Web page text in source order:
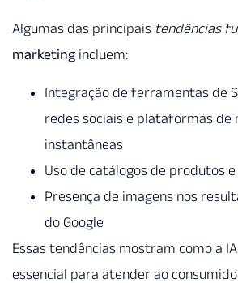
Algumas das principais tendências
marketingincluem:
Integração de ferramentas de
redes sociais e plataformas de
instantâneas
Uso de catálogos de produtos
Presença de imagens nos
do Google
Essas tendências mostram como a
essencial para atender ao